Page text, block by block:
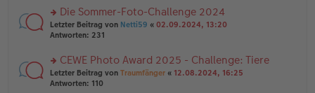
ger
B
ei
tr
g
el
es
e
B
ei
tr
rs
te
n
g
el
Die Sommer-Foto-Challenge 2024
Letzter Beitrag von Netti59 « 02.09.2024, 13:20
Antworten: 231
rs
te
CEWE Photo Award 2025 - Challenge: Tiere
Letzter Beitrag von Traumfänger « 12.08.2024, 16:25
Antworten: 110